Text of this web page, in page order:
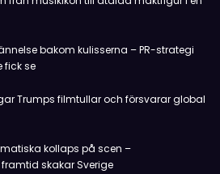
bakom kulisserna – PR-strategi
fick se
Trumps filmtullar och försvarar global
kollaps på scen –
skakar Sverige